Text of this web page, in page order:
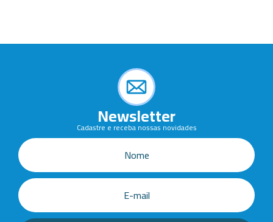
Newsletter
Cadastre e receba nossas novidades